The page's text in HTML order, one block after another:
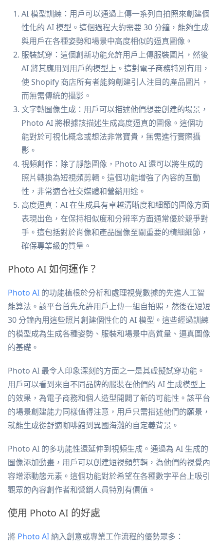
AI 模型訓練：用戶可以通過上傳一系列自拍照來創建個
性化的 AI 模型。這個過程大約需要 30 分鐘，能夠生成
與用戶在各種姿勢和場景中高度相似的逼真圖像。
服裝試穿：這個創新功能允許用戶上傳服裝圖片，然後
AI 將其應用到用戶的模型上。這對電子商務特別有用，
使 Shopify 商店所有者能夠創建引人注目的產品圖片，
而無需傳統的攝影。
文字轉圖像生成：用戶可以描述他們想要創建的場景，
Photo AI 將根據該描述生成高度逼真的圖像。這個功
能對於可視化概念或想法非常寶貴，無需進行實際攝
影。
視頻創作：除了靜態圖像，Photo AI 還可以將生成的
照片轉換為短視頻剪輯。這個功能增強了內容的互動
性，非常適合社交媒體和營銷用途。
高度逼真：AI 在生成具有卓越清晰度和細節的圖像方面
表現出色，在保持相似度和分辨率方面通常優於競爭對
手。這包括對於肖像和產品圖像至關重要的精細細節，
確保專業級的質量。
Photo AI 如何運作？
Photo AI 的功能植根於分析和處理視覺數據的先進人工智
能算法。該平台首先允許用戶上傳一組自拍照，然後在短短
30 分鐘內用這些照片創建個性化的 AI 模型。這些經過訓練
的模型成為生成各種姿勢、服裝和場景中高質量、逼真圖像
的基礎。
Photo AI 最令人印象深刻的方面之一是其虛擬試穿功能。
用戶可以看到來自不同品牌的服裝在他們的 AI 生成模型上
的效果，為電子商務和個人造型開闢了新的可能性。該平台
的場景創建能力同樣值得注意，用戶只需描述他們的願景，
就能生成從舒適咖啡館到異國海灘的自定義背景。
Photo AI 的多功能性還延伸到視頻生成。通過為 AI 生成的
圖像添加動畫，用戶可以創建短視頻剪輯，為他們的視覺內
容增添動態元素。這個功能對於希望在各種數字平台上吸引
觀眾的內容創作者和營銷人員特別有價值。
使用 Photo AI 的好處
將 Photo AI納入創意或專業工作流程的優勢眾多：